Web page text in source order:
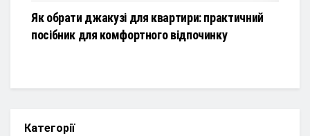
Як обрати джакузі для квартири: практичний
посібник для комфортного відпочинку
Категорії